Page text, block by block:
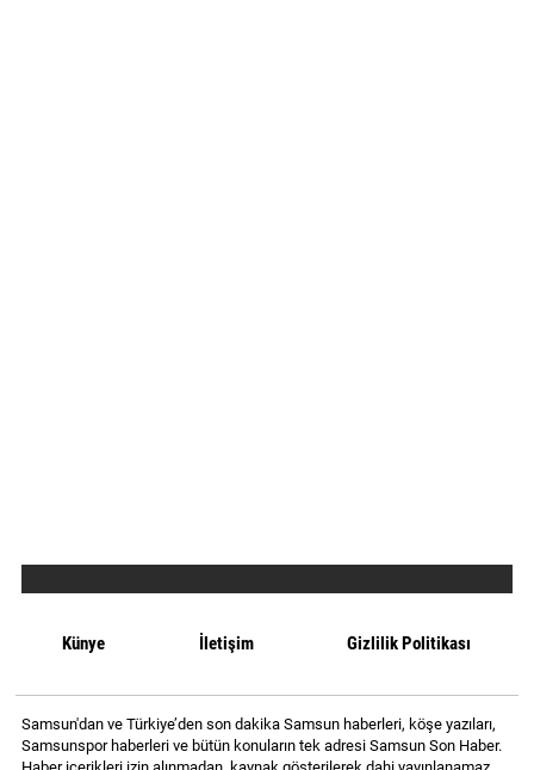
Künye İletişim Gizlilik Politikası
Samsun'dan ve Türkiye’den son dakika Samsun haberleri, köşe yazıları,
Samsunspor haberleri ve bütün konuların tek adresi Samsun Son Haber.